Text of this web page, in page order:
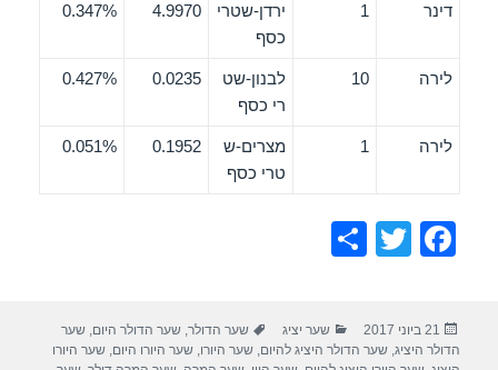
דינר 1
ירדן-שטרי
כסף
4.9970
0.347%
לירה 10
לבנון-שט
רי כסף
0.0235
0.427%
לירה 1
מצרים-ש
טרי כסף
0.1952
0.051%
F
e
T
er
e
פורסם
בתאריך
21 ביוני 2017 קטגוריות
שער יציג תגיות
שער הדולר,שער הדולר היום,שער
הדולר היציג,שער הדולר היציג להיום,שער היורו,שער היורו היום,שער היורו